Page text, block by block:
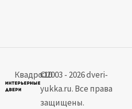
Квадро 10©2003 - 2026 dveri-
yukka.ru. Все права
защищены.